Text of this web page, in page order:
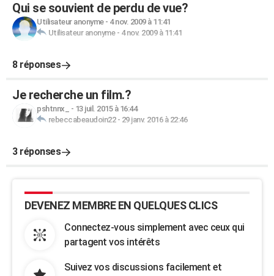
Qui se souvient de perdu de vue?
Utilisateur anonyme- 4 nov. 2009 à 11:41
Utilisateur anonyme- 4 nov. 2009 à 11:41
8 réponses
Je recherche un film.?
pshtnnx_ - 13 juil. 2015 à 16:44
rebeccabeaudoin22- 29 janv. 2016 à 22:46
3 réponses
DEVENEZ MEMBRE EN QUELQUES CLICS
Connectez-vous simplement avec ceux qui
partagent vos intérêts
Suivez vos discussions facilement et